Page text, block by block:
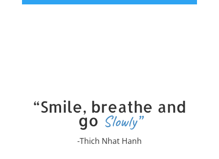
“Smile, breathe and
go Slowly”
-Thich Nhat Hanh